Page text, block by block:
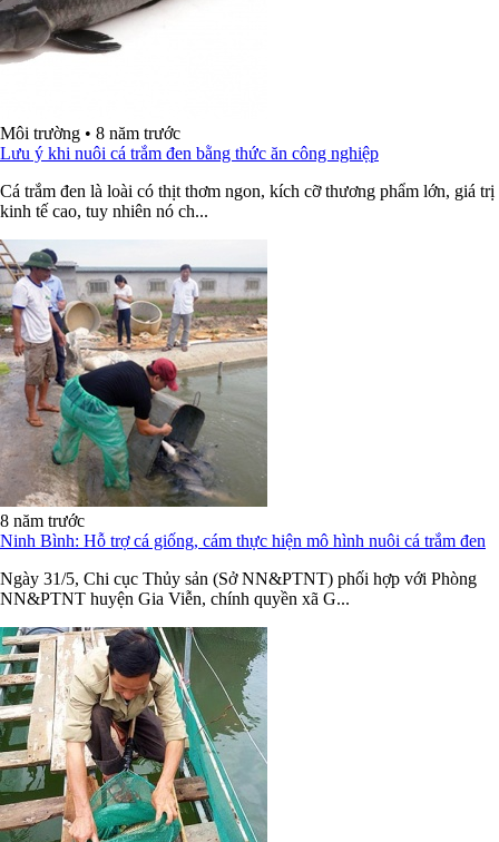
Môi trường • 8 năm trước
Lưu ý khi nuôi cá trắm đen bằng thức ăn công nghiệp
Cá trắm đen là loài có thịt thơm ngon, kích cỡ thương phẩm lớn, giá trị
kinh tế cao, tuy nhiên nó ch...
8 năm trước
Ninh Bình: Hỗ trợ cá giống, cám thực hiện mô hình nuôi cá trắm đen
Ngày 31/5, Chi cục Thủy sản (Sở NN&PTNT) phối hợp với Phòng
NN&PTNT huyện Gia Viễn, chính quyền xã G...